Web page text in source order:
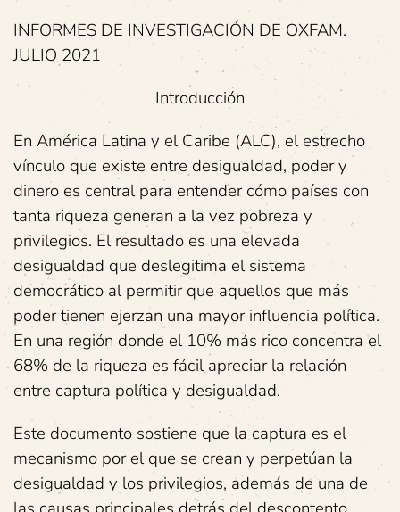
INFORMES DE INVESTIGACIÓN DE OXFAM.
JULIO 2021
Introducción
En América Latina y el Caribe (ALC), el estrecho
vínculo que existe entre desigualdad, poder y
dinero es central para entender cómo países con
tanta riqueza generan a la vez pobreza y
privilegios. El resultado es una elevada
desigualdad que deslegitima el sistema
democrático al permitir que aquellos que más
poder tienen ejerzan una mayor influencia política.
En una región donde el 10% más rico concentra el
68% de la riqueza es fácil apreciar la relación
entre captura política y desigualdad.
Este documento sostiene que la captura es el
mecanismo por el que se crean y perpetúan la
desigualdad y los privilegios, además de una de